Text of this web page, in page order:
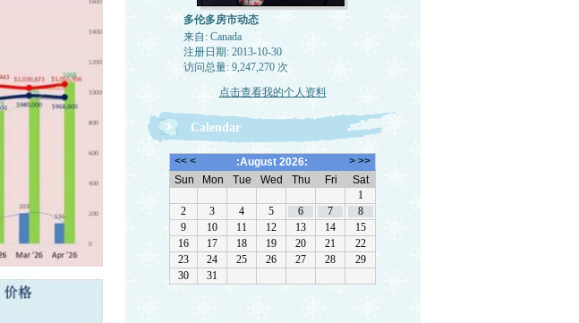
多伦多房市动态
来自: Canada
注册日期: 2013-10-30
访问总量: 9,247,270 次
点击查看我的个人资料
Calendar